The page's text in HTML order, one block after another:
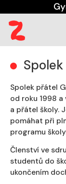
Spolek přátel
od roku 1998 a
a přátel školy.
pomáhat při
programu
Členství ve
studentů do
ukončením